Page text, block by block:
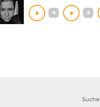
Suche